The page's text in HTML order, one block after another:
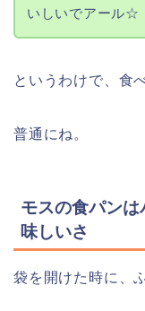
いしいでアール☆
というわけで、食
普通にね。
モスの食パン
味しいさ
袋を開けた時に、